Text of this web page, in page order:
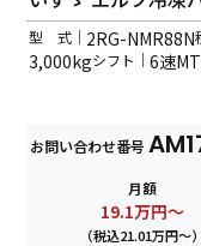
型 式｜ 2RG-NMR88N
3,000kgシフト｜6速MT
お問い合わせ番号
月額
19.1万円～
（税込21.01万円～）